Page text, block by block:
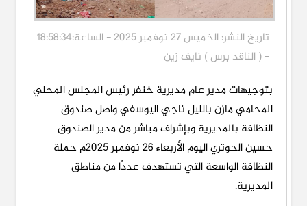
تاريخ النشر: الخميس 27 نوفمبر 2025 - الساعة:18:58:34
- ( الناقد برس ) نايف زين
بتوجيهات مدير عام مديرية خنفر رئيس المجلس المحلي
المحامي مازن بالليل ناجي اليوسفي واصل صندوق
النظافة بالمديرية وبإشراف مباشر من مدير الصندوق
حسين الحوتري اليوم الأربعاء 26 نوفمبر 2025م حملة
النظافة الواسعة التي تستهدف عددًا من مناطق
المديرية.